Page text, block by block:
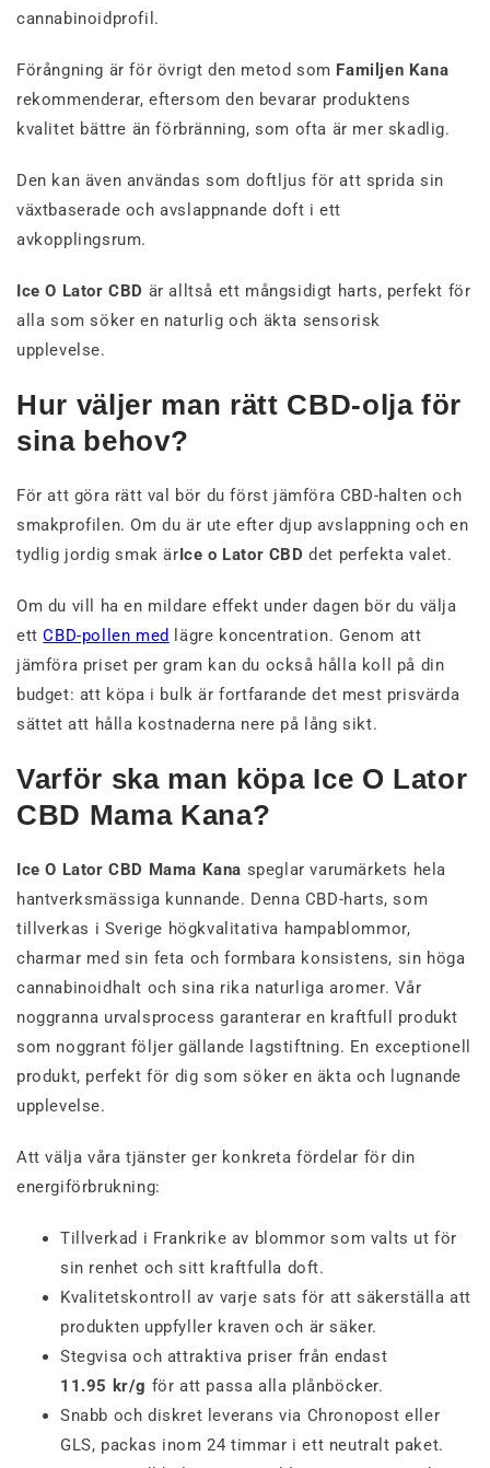
cannabinoidprofil.
Förångning är för övrigt den metod som Familjen Kana
rekommenderar, eftersom den bevarar produktens
kvalitet bättre än förbränning, som ofta är mer skadlig.
Den kan även användas som doftljus för att sprida sin
växtbaserade och avslappnande doft i ett
avkopplingsrum.
Ice O Lator CBD är alltså ett mångsidigt harts, perfekt för
alla som söker en naturlig och äkta sensorisk
upplevelse.
Hur väljer man rätt CBD-olja för
sina behov?
För att göra rätt val bör du först jämföra CBD-halten och
smakprofilen. Om du är ute efter djup avslappning och en
tydlig jordig smak ärIce o Lator CBD det perfekta valet.
Om du vill ha en mildare effekt under dagen bör du välja
ettCBD-pollen med
lägre koncentration. Genom att
jämföra priset per gram kan du också hålla koll på din
budget: att köpa i bulk är fortfarande det mest prisvärda
sättet att hålla kostnaderna nere på lång sikt.
Varför ska man köpa Ice O Lator
CBD Mama Kana?
Ice O Lator CBD Mama Kana speglar varumärkets hela
hantverksmässiga kunnande. Denna CBD-harts, som
tillverkas i Sverige högkvalitativa hampablommor,
charmar med sin feta och formbara konsistens, sin höga
cannabinoidhalt och sina rika naturliga aromer. Vår
noggranna urvalsprocess garanterar en kraftfull produkt
som noggrant följer gällande lagstiftning. En exceptionell
produkt, perfekt för dig som söker en äkta och lugnande
upplevelse.
Att välja våra tjänster ger konkreta fördelar för din
energiförbrukning:
Tillverkad i Frankrike av blommor som valts ut för
sin renhet och sitt kraftfulla doft.
Kvalitetskontroll av varje sats för att säkerställa att
produkten uppfyller kraven och är säker.
Stegvisa och attraktiva priser från endast
11.95 kr/g för att passa alla plånböcker.
Snabb och diskret leverans via Chronopost eller
GLS, packas inom 24 timmar i ett neutralt paket.